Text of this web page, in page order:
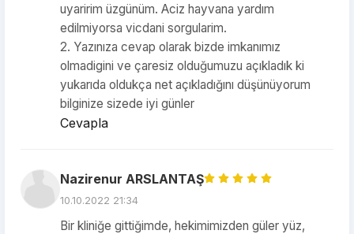
uyaririm üzgünüm. Aciz hayvana yardım
edilmiyorsa vicdani sorgularim.
2. Yazınıza cevap olarak bizde imkanımız
olmadigini ve çaresiz olduğumuzu açıkladık ki
yukarıda oldukça net açıkladığını düşünüyorum
bilginize sizede iyi günler
Cevapla
Nazirenur ARSLANTAŞ
10.10.2022 21:34
Bir kliniğe gittiğimde, hekimimizden güler yüz,